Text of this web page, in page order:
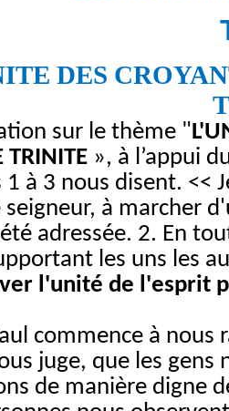
DES
sur le thème "
TRINITE», à l’appui
1 à 3 nous disent. <<
seigneur, à marcher
adressée. 2. En
les uns les
l'unité de l'esprit
commence à
juge, que les
de manière digne